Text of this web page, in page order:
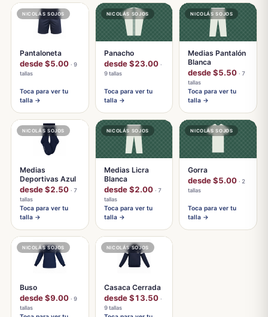
NICOLÁS SOJOS
Pantaloneta
desde $5.00 · 9
tallas
Toca para ver tu
talla →
NICOLÁS SOJOS
Panacho
desde $23.00 ·
9 tallas
Toca para ver tu
talla →
NICOLÁS SOJOS
Medias Pantalón
Blanca
desde $5.50 · 7
tallas
Toca para ver tu
talla →
NICOLÁS SOJOS
Medias
Deportivas Azul
desde $2.50 · 7
tallas
Toca para ver tu
talla →
NICOLÁS SOJOS
Medias Licra
Blanca
desde $2.00 · 7
tallas
Toca para ver tu
talla →
NICOLÁS SOJOS
Gorra
desde $5.00 · 2
tallas
Toca para ver tu
talla →
NICOLÁS SOJOS
Buso
desde $9.00 · 9
tallas
NICOLÁS SOJOS
Casaca Cerrada
desde $13.50 ·
9 tallas